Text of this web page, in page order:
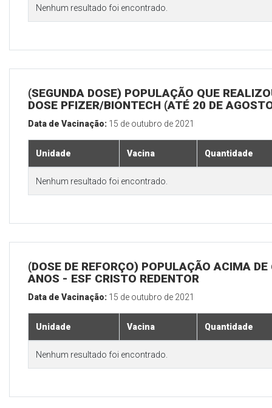
Nenhum resultado foi encontrado.
(SEGUNDA DOSE) POPULAÇÃO QUE
DOSE PFIZER/BIONTECH (ATÉ 20 DE
Data de Vacinação: 15 de outubro de 2021
Unidade Vacina Quantidade
Nenhum resultado foi encontrado.
(DOSE DE REFORÇO) POPULAÇÃO ACIMA DE
ANOS - ESF CRISTO REDENTOR
Data de Vacinação: 15 de outubro de 2021
Unidade Vacina Quantidade
Nenhum resultado foi encontrado.